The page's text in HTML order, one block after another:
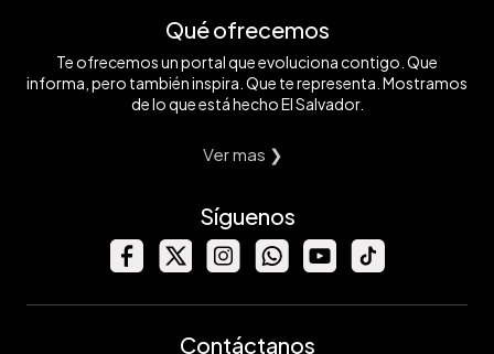
Qué ofrecemos
Te ofrecemos un portal que evoluciona contigo. Que
informa, pero también inspira. Que te representa. Mostramos
de lo que está hecho El Salvador.
Ver mas ❯
Síguenos
Contáctanos